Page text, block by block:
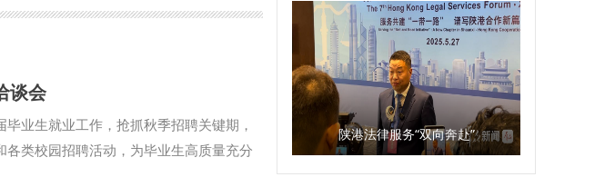
谈会
业生就业工作，抢抓秋季招聘关键期，
类校园招聘活动，为毕业生高质量充分
洽谈会（文综类）”在我校长安校区举
陕港法律服务“双向奔赴”